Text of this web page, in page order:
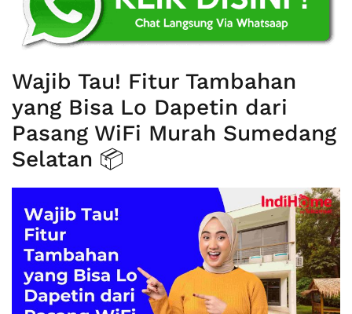
Wajib Tau! Fitur Tambahan
yang Bisa Lo Dapetin dari
Pasang WiFi Murah Sumedang
Selatan 📦